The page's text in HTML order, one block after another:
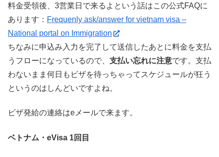
料金受領後、3営業日で来るよという話はこの公式FAQに
あります： Frequenly ask/answer for vietnam visa –
National portal on Immigration
ちなみに申込み入力を完了して送信したあとに料金を支払
うフローになっているので、 支払い忘れに注意です。支払
わないまま何日もビザを待っちゃってスケジュールが狂う
というのはしんどいですよね。
ビザ発給の連絡はeメールで来ます。
ベトナム・eVisa 1回目